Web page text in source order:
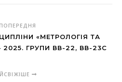
ПОПЕРЕДНЯ
«МЕТРОЛОГІЯ ТА
ГРУПИ ВВ-22, ВВ-23С